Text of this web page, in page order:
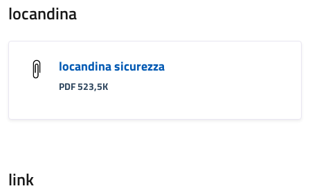
locandina
locandina sicurezza
PDF 523,5K
link